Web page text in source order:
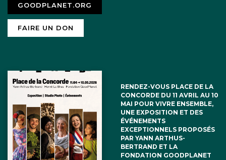
GOODPLANET.ORG
FAIRE UN DON
RENDEZ-VOUS PLACE DE LA
CONCORDE DU 11 AVRIL AU 10
MAI POUR VIVRE ENSEMBLE,
UNE EXPOSITION ET DES
ÉVÉNEMENTS
EXCEPTIONNELS PROPOSÉS
PAR YANN ARTHUS-
BERTRAND ET LA
FONDATION GOODPLANET